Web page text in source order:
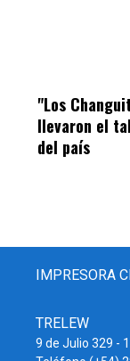
"Los
llevaron el
del país
IMPRESORA
TRELEW
9 de Julio 329 -